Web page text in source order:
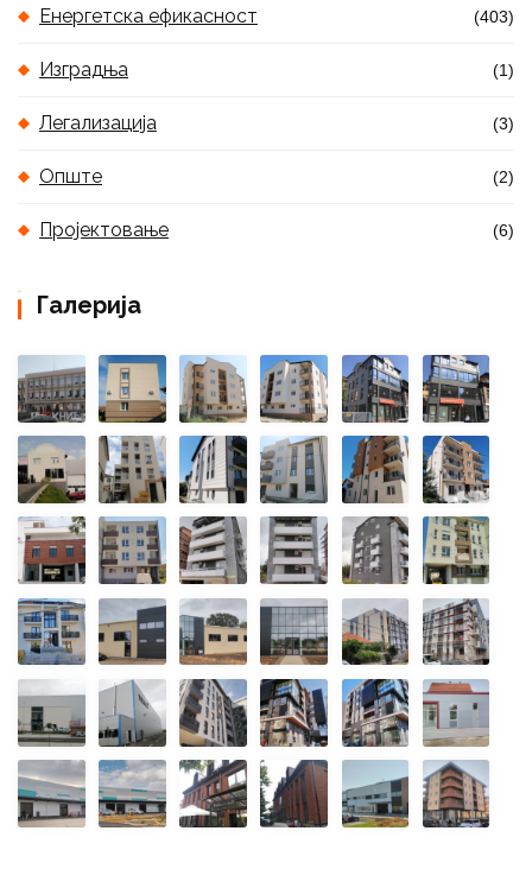
Енергетска ефикасност (403)
Изградња (1)
Легализација (3)
Опште (2)
Пројектовање (6)
Галерија